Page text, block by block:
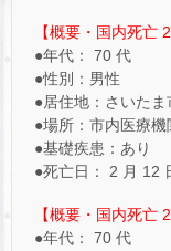
【概要・国内死亡
●年代： 70 代
●性別：男性
●居住地：さいたま
●場所：市内医療機
●基礎疾患：あり
●死亡日： 2 月 12
【概要・国内死亡
●年代： 70 代